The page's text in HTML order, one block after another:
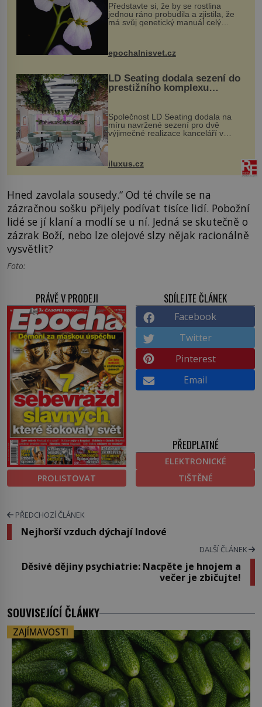
Představte si, že by se rostlina
jednou ráno probudila a zjistila, že
má svůj genetický manuál celý
vstupenka...
epochalnisvet.cz
LD Seating dodala sezení do
prestižního komplexu
MediaCityUK v Salfordu
Společnost LD Seating dodala na
míru navržené sezení pro dvě
výjimečné realizace kanceláří v
areálu MediaCityUK v anglickém
budov Media...
iluxus.cz
Hned zavolala sousedy.“ Od té chvíle se na
zázračnou sošku přijely podívat tisíce lidí. Pobožní
lidé se jí klaní a modlí se u ní. Jedná se skutečně o
zázrak Boží, nebo lze olejové slzy nějak racionálně
vysvětlit?
Foto:
PRÁVĚ V PRODEJI
PROLISTOVAT
SDÍLEJTE ČLÁNEK
Facebook
Twitter
Pinterest
Email
PŘEDPLATNÉ
ELEKTRONICKÉ
TIŠTĚNÉ
PŘEDCHOZÍ ČLÁNEK
Nejhorší vzduch dýchají Indové
DALŠÍ ČLÁNEK
Děsivé dějiny psychiatrie: Nacpěte je hnojem a
večer je zbičujte!
SOUVISEJÍCÍ ČLÁNKY
ZAJÍMAVOSTI